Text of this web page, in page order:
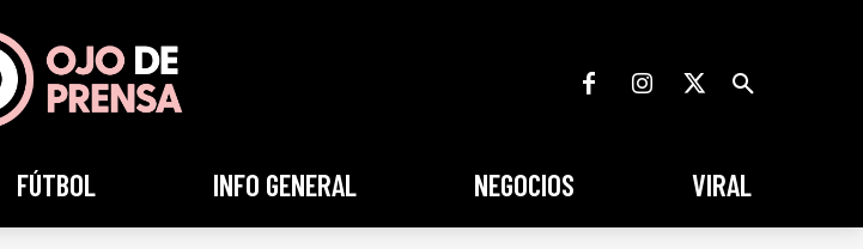
FÚTBOL INFO GENERAL NEGOCIOS VIRAL